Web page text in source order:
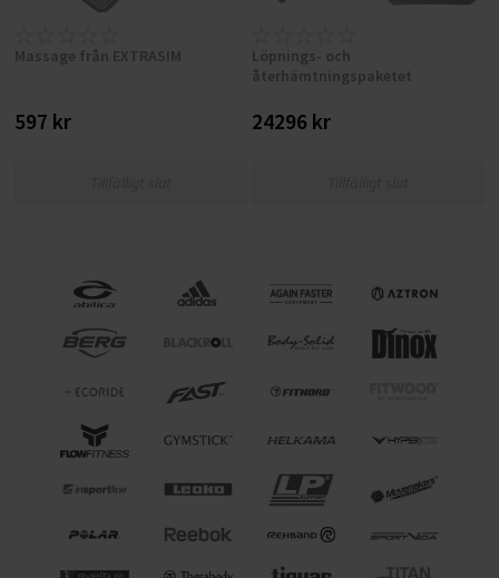
Massage från EXTRASIM
597 kr
Löpnings- och
återhämtningspaketet
24296 kr